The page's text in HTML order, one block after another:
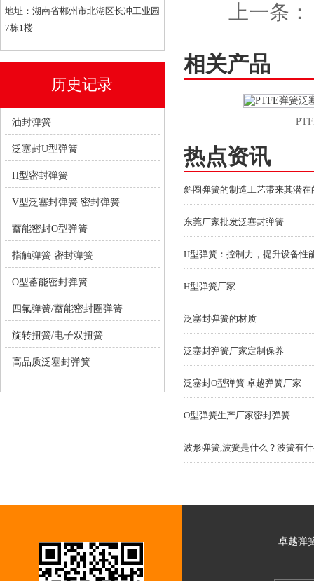
地址：湖南省郴州市北湖区长冲工业园
7栋1楼
历史记录
油封弹簧
泛塞封U型弹簧
H型密封弹簧
V型泛塞封弹簧 密封弹簧
蓄能密封O型弹簧
指触弹簧 密封弹簧
O型蓄能密封弹簧
四氟弹簧/蓄能密封圈弹簧
旋转扭簧/电子双扭簧
高品质泛塞封弹簧
上一条：
相关产品
热点资讯
斜圈弹簧的制造工艺带来其潜在
东莞厂家批发泛塞封弹簧
H型弹簧：控制力，提升设备性
H型弹簧厂家
泛塞封弹簧的材质
泛塞封弹簧厂家定制保养
泛塞封O型弹簧 卓越弹簧厂家
O型弹簧生产厂家密封弹簧
波形弹簧,波簧是什么？波簧有
卓越弹